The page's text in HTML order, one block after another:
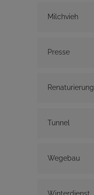
Milchvieh
Presse
Renaturierung
Tunnel
Wegebau